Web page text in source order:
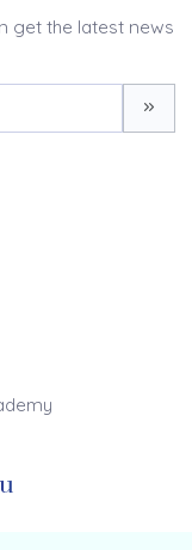
get the latest news